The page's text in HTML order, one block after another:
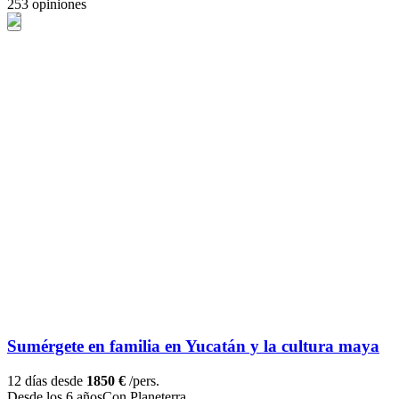
253 opiniones
Sumérgete en familia en Yucatán y la cultura maya
12 días desde 1850 € /pers.